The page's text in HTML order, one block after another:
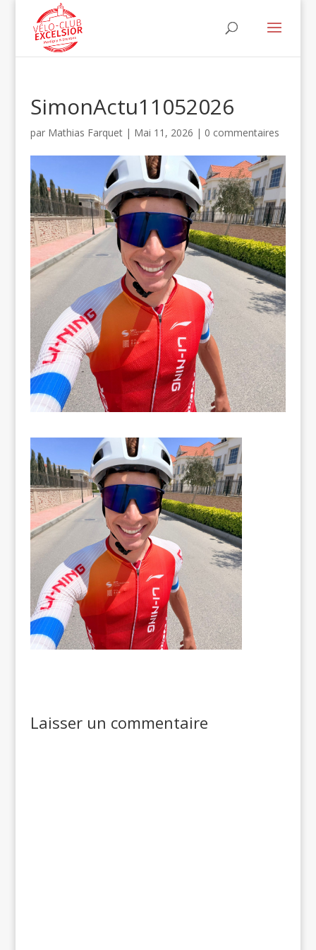
SimonActu11052026
par Mathias Farquet| Mai 11, 2026 | 0 commentaires
Laisser un commentaire